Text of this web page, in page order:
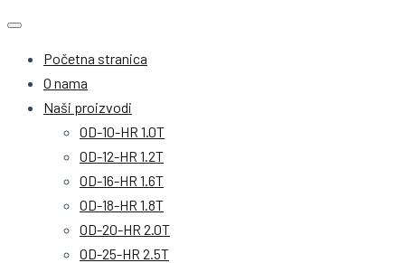
Početna stranica
O nama
Naši proizvodi
OD-10-HR 1.0T
OD-12-HR 1.2T
OD-16-HR 1.6T
OD-18-HR 1.8T
OD-20-HR 2.0T
OD-25-HR 2.5T